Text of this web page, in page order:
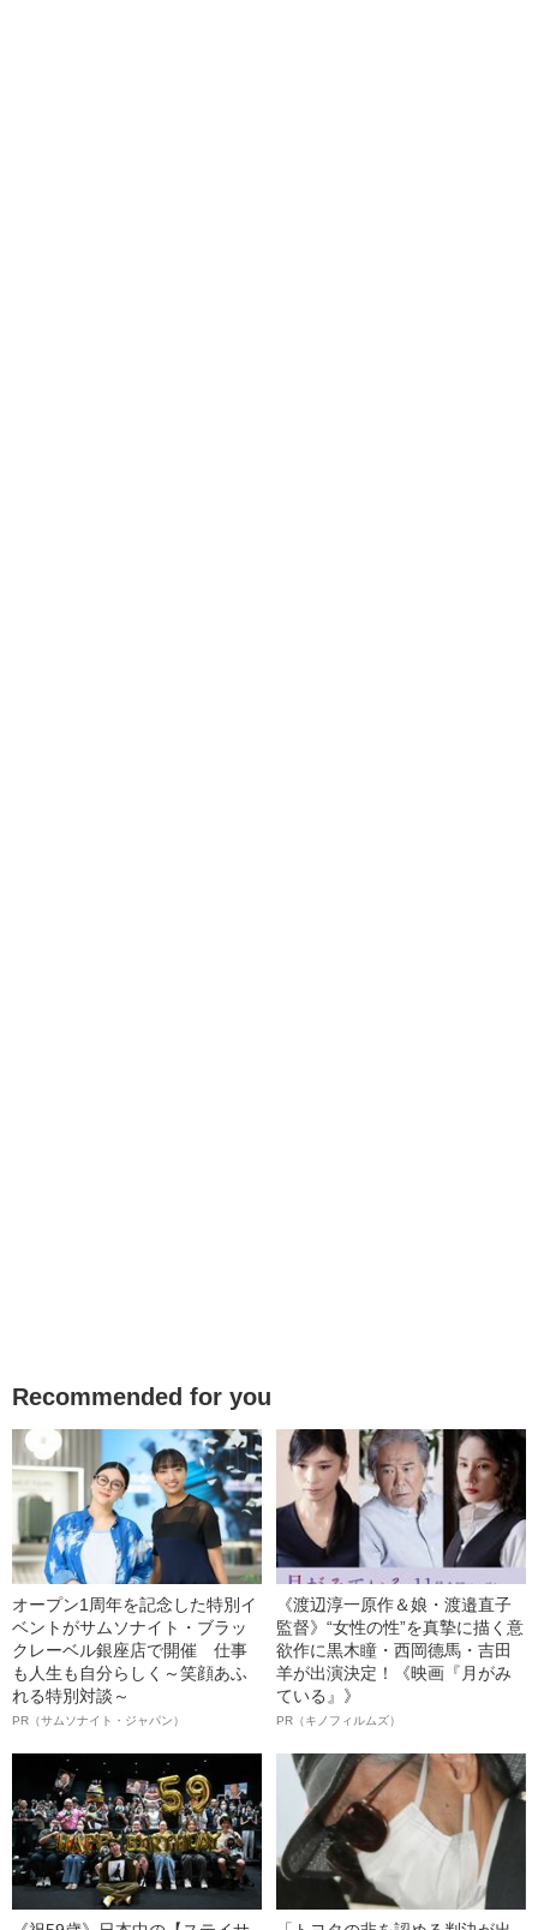
Recommended for you
オープン1周年を記念した特別イ
ベントがサムソナイト・ブラッ
クレーベル銀座店で開催 仕事
も人生も自分らしく～笑顔あふ
れる特別対談～
PR（サムソナイト・ジャパン）
《渡辺淳一原作＆娘・渡邉直子
監督》“女性の性”を真摯に描く意
欲作に黒木瞳・西岡德馬・吉田
羊が出演決定！《映画『月がみ
ている』》
PR（キノフィルムズ）